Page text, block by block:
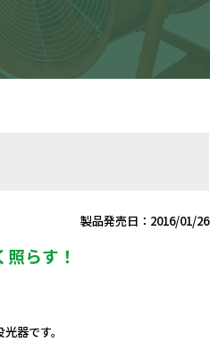
製品発売日：2016/01/26
らす！
器です。